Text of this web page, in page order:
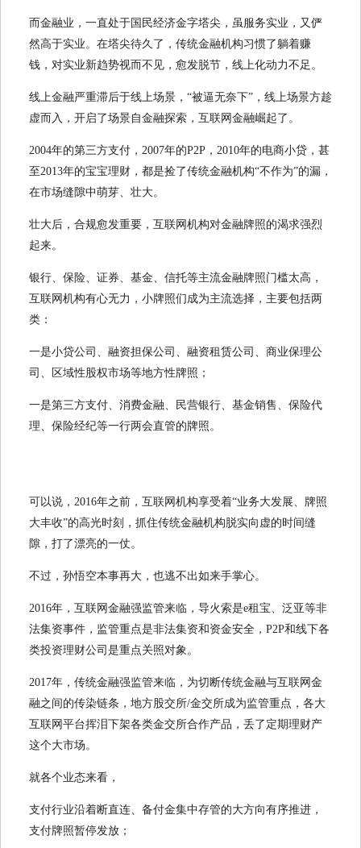
而金融业，一直处于国民经济金字塔尖，虽服务实业，又俨
然高于实业。在塔尖待久了，传统金融机构习惯了躺着赚
钱，对实业新趋势视而不见，愈发脱节，线上化动力不足。
线上金融严重滞后于线上场景，“被逼无奈下”，线上场景方趁
虚而入，开启了场景自金融探索，互联网金融崛起了。
2004年的第三方支付，2007年的P2P，2010年的电商小贷，甚
至2013年的宝宝理财，都是捡了传统金融机构“不作为”的漏，
在市场缝隙中萌芽、壮大。
壮大后，合规愈发重要，互联网机构对金融牌照的渴求强烈
起来。
银行、保险、证券、基金、信托等主流金融牌照门槛太高，
互联网机构有心无力，小牌照们成为主流选择，主要包括两
类：
一是小贷公司、融资担保公司、融资租赁公司、商业保理公
司、区域性股权市场等地方性牌照；
一是第三方支付、消费金融、民营银行、基金销售、保险代
理、保险经纪等一行两会直管的牌照。
可以说，2016年之前，互联网机构享受着“业务大发展、牌照
大丰收”的高光时刻，抓住传统金融机构脱实向虚的时间缝
隙，打了漂亮的一仗。
不过，孙悟空本事再大，也逃不出如来手掌心。
2016年，互联网金融强监管来临，导火索是e租宝、泛亚等非
法集资事件，监管重点是非法集资和资金安全，P2P和线下各
类投资理财公司是重点关照对象。
2017年，传统金融强监管来临，为切断传统金融与互联网金
融之间的传染链条，地方股交所/金交所成为监管重点，各大
互联网平台挥泪下架各类金交所合作产品，丢了定期理财产
这个大市场。
就各个业态来看，
支付行业沿着断直连、备付金集中存管的大方向有序推进，
支付牌照暂停发放；